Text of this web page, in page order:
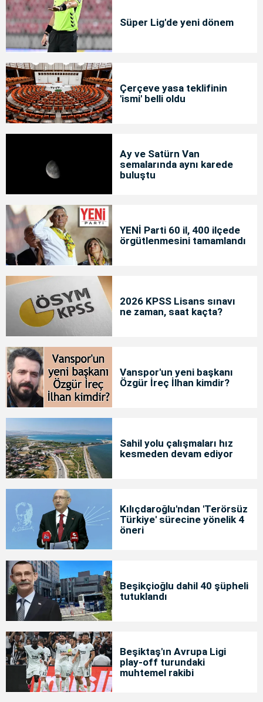
Süper Lig'de yeni dönem
Çerçeve yasa teklifinin
'ismi' belli oldu
Ay ve Satürn Van
semalarında aynı karede
buluştu
YENİ Parti 60 il, 400 ilçede
örgütlenmesini tamamlandı
2026 KPSS Lisans sınavı
ne zaman, saat kaçta?
Vanspor'un yeni başkanı
Özgür İreç İlhan kimdir?
Sahil yolu çalışmaları hız
kesmeden devam ediyor
Kılıçdaroğlu'ndan 'Terörsüz
Türkiye' sürecine yönelik 4
öneri
Beşikçioğlu dahil 40 şüpheli
tutuklandı
Beşiktaş'ın Avrupa Ligi
play-off turundaki
muhtemel rakibi